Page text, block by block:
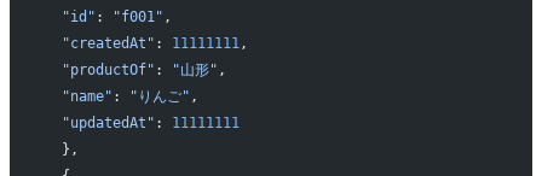
  "id"
: "f001" ,
  "createdAt"
: 11111111 ,
  "productOf"
: "山形" ,
  "name"
: "りんご" ,
  "updatedAt"
: 11111111
  },